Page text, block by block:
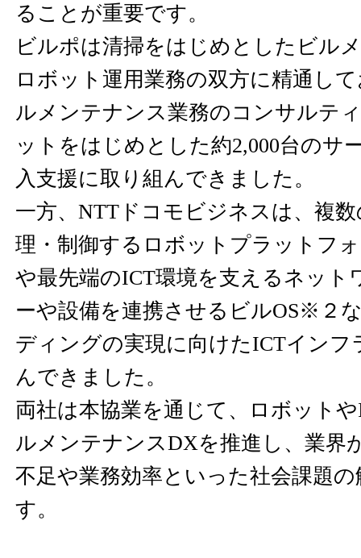
ることが重要です。
ビルポは清掃をはじめとしたビル
ロボット運用業務の双方に精通し
ルメンテナンス業務のコンサルテ
ットをはじめとした約2,000台のサ
入支援に取り組んできました。
一方、NTTドコモビジネスは、複
理・制御するロボットプラットフ
や最先端のICT環境を支えるネット
ーや設備を連携させるビルOS※２
ディングの実現に向けたICTインフ
んできました。
両社は本協業を通じて、ロボット
ルメンテナンスDXを推進し、業界
不足や業務効率といった社会課題
す。